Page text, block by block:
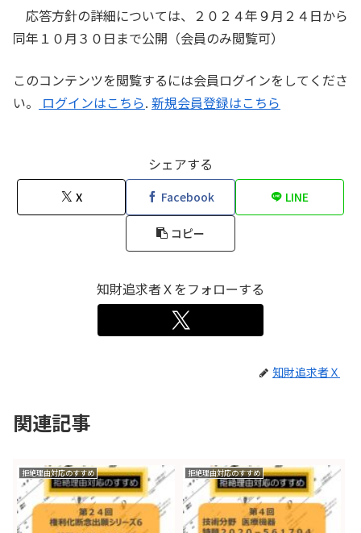
応答方針の詳細については、２０２４年９月２４日から
同年１０月３０日まで公開（会員のみ閲覧可）
このコンテンツを閲覧するには会員ログインをしてくださ
い。
ログインはこちら. 新規会員登録はこちら
シェアする
X Facebook LINE
コピー
知財追求者Ｘをフォローする
知財追求者Ｘ
関連記事
拒絶理由対応のすすめ 拒絶理由対応のすすめ